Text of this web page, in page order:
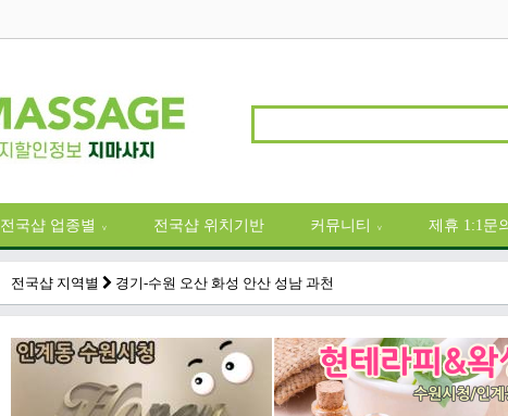
전국샵 업종별 ∨ 전국샵 위치기반 커뮤니티 ∨ 제휴 1:1문
전국샵 지역별 경기-수원 오산 화성 안산 성남 과천